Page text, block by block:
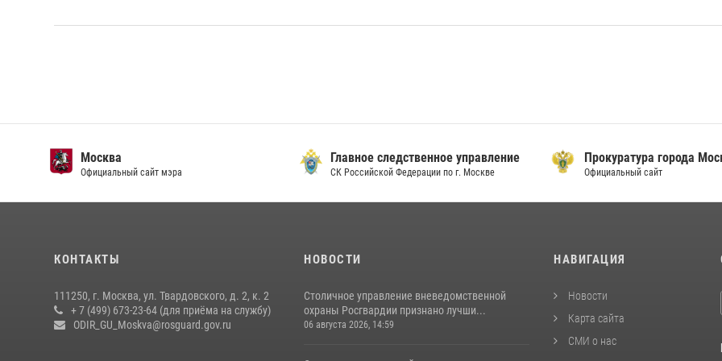
Москва
Официальный сайт мэра
Главное следственное управление
СК Российской Федерации по г. Москве
Прокуратура города
Официальный сайт
КОНТАКТЫ
111250, г. Москва, ул. Твардовского, д. 2, к. 2
+ 7 (499) 673-23-64 (для приёма на службу)
ODIR_GU_Moskva@rosguard.gov.ru
НОВОСТИ
Столичное управление вневедомственной
охраны Росгвардии признано лучши...
06 августа 2026, 14:59
НАВИГАЦИЯ
Новости
Карта сайта
СМИ о нас